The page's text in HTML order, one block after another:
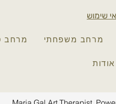
שימוש
מרחב מרחב משפחתי
אודות